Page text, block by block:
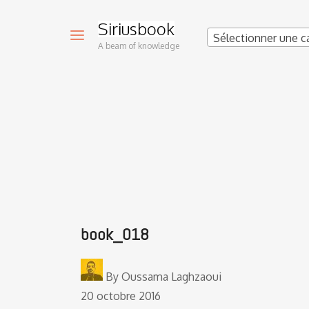
Siriusbook
A beam of knowledge
Sélectionner une
book_018
By Oussama Laghzaoui
20 octobre 2016